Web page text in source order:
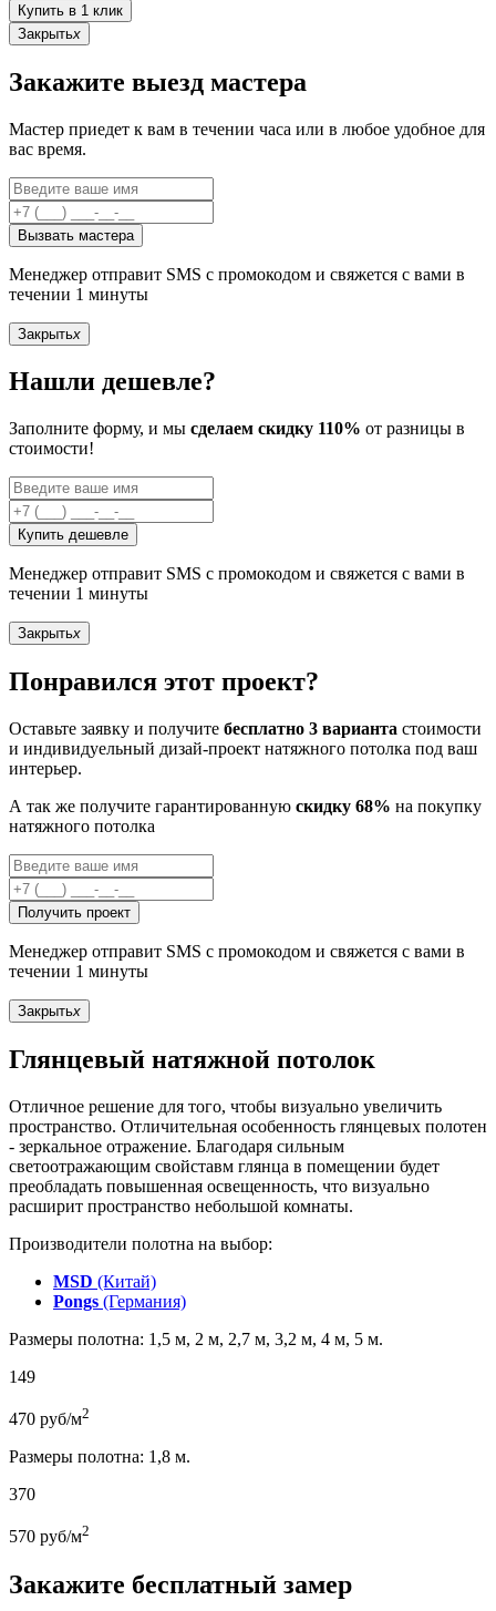
Купить в 1 клик
Закрытьx
Закажите выезд мастера
Мастер приедет к вам в течении часа или в любое удобное для
вас время.
Вызвать мастера
Менеджер отправит SMS с промокодом и свяжется с вами в
течении 1 минуты
Закрытьx
Нашли дешевле?
Заполните форму, и мы сделаем скидку 110% от разницы в
стоимости!
Купить дешевле
Менеджер отправит SMS с промокодом и свяжется с вами в
течении 1 минуты
Закрытьx
Понравился этот проект?
Оставьте заявку и получите бесплатно 3 варианта стоимости
и индивидуельный дизай-проект натяжного потолка под ваш
интерьер.
А так же получите гарантированную скидку 68% на покупку
натяжного потолка
Получить проект
Менеджер отправит SMS с промокодом и свяжется с вами в
течении 1 минуты
Закрытьx
Глянцевый натяжной потолок
Отличное решение для того, чтобы визуально увеличить
пространство. Отличительная особенность глянцевых полотен
- зеркальное отражение. Благодаря сильным
светоотражающим свойставм глянца в помещении будет
преобладать повышенная освещенность, что визуально
расширит пространство небольшой комнаты.
Производители полотна на выбор:
MSD (Китай)
Pongs (Германия)
Размеры полотна: 1,5 м, 2 м, 2,7 м, 3,2 м, 4 м, 5 м.
149
470 руб/м2
Размеры полотна: 1,8 м.
370
570 руб/м2
Закажите бесплатный замер